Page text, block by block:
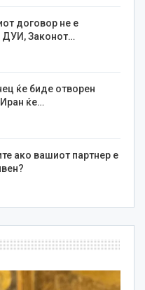
договор не е
ДУИ, Законот…
ќе биде отворен
ќе…
ако вашиот партнер е